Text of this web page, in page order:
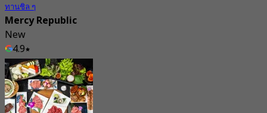
ทานชิล ๆ
Mercy Republic
New
4.9
จาก฿ 372.5